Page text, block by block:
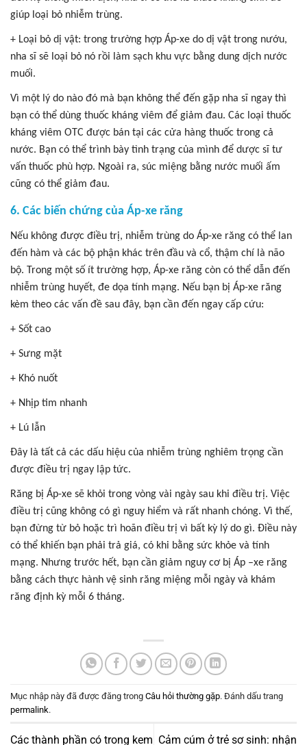
giúp loại bỏ nhiễm trùng.
+ Loại bỏ dị vật: trong trường hợp Áp-xe do dị vật trong nướu,
nha sĩ sẽ loại bỏ nó rồi làm sạch khu vực bằng dung dịch nước
muối.
Vì một lý do nào đó mà bạn không thể đến gặp nha sĩ ngay thì
bạn có thể dùng thuốc kháng viêm để giảm đau. Các loại thuốc
kháng viêm OTC được bán tại các cửa hàng thuốc trong cả
nước. Bạn có thể trình bày tình trạng của mình để dược sĩ tư
vấn thuốc phù hợp. Ngoài ra, súc miệng bằng nước muối ấm
cũng có thể giảm đau.
6. Các biến chứng của Áp-xe răng
Nếu không được điều trị, nhiễm trùng do Áp-xe răng có thể lan
đến hàm và các bộ phận khác trên đầu và cổ, thậm chí là não
bộ. Trong một số ít trường hợp, Áp-xe răng còn có thể dẫn đến
nhiễm trùng huyết, đe dọa tính mạng. Nếu bạn bị Áp-xe răng
kèm theo các vấn đề sau đây, bạn cần đến ngay cấp cứu:
+ Sốt cao
+ Sưng mặt
+ Khó nuốt
+ Nhịp tim nhanh
+ Lú lẫn
Đây là tất cả các dấu hiệu của nhiễm trùng nghiêm trọng cần
được điều trị ngay lập tức.
Răng bị Áp-xe sẽ khỏi trong vòng vài ngày sau khi điều trị. Việc
điều trị cũng không có gì nguy hiểm và rất nhanh chóng. Vì thế,
bạn đừng từ bỏ hoặc trì hoãn điều trị vì bất kỳ lý do gì. Điều này
có thể khiến bạn phải trả giá, có khi bằng sức khỏe và tính
mạng. Nhưng trước hết, bạn cần giảm nguy cơ bị Áp –xe răng
bằng cách thực hành vệ sinh răng miệng mỗi ngày và khám
răng định kỳ mỗi 6 tháng.
Mục nhập này đã được đăng trong Câu hỏi thường gặp. Đánh dấu trang
permalink.
Các thành phần có trong kem Cảm cúm ở trẻ sơ sinh: nhận